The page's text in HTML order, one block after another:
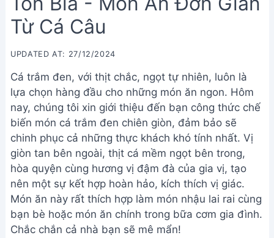
Từ Cá Câu
UPDATED AT: 27/12/2024
Cá trắm đen, với thịt chắc, ngọt tự nhiên, luôn là
lựa chọn hàng đầu cho những món ăn ngon. Hôm
nay, chúng tôi xin giới thiệu đến bạn công thức chế
biến món cá trắm đen chiên giòn, đảm bảo sẽ
chinh phục cả những thực khách khó tính nhất. Vị
giòn tan bên ngoài, thịt cá mềm ngọt bên trong,
hòa quyện cùng hương vị đậm đà của gia vị, tạo
nên một sự kết hợp hoàn hảo, kích thích vị giác.
Món ăn này rất thích hợp làm món nhậu lai rai cùng
bạn bè hoặc món ăn chính trong bữa cơm gia đình.
Chắc chắn cả nhà bạn sẽ mê mẩn!